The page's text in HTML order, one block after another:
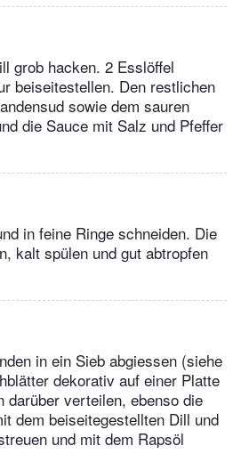
grob hacken. 2 Esslöffel
beiseitestellen. Den restlichen
sowie dem sauren
die Sauce mit Salz und Pfeffer
in feine Ringe schneiden. Die
kalt spülen und gut abtropfen
in ein Sieb abgiessen (siehe
dekorativ auf einer Platte
darüber verteilen, ebenso die
dem beiseitegestellten Dill und
und mit dem Rapsöl